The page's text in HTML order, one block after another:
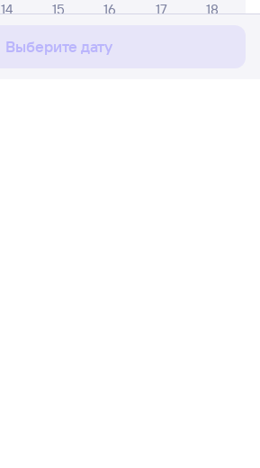
14 15 16 17 18
21 22 23
Выберите дату